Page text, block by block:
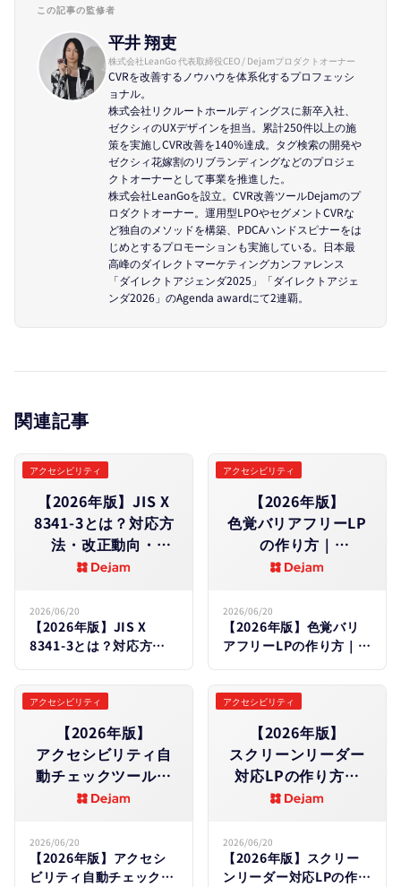
この記事の監修者
平井 翔吏
株式会社LeanGo 代表取締役CEO / Dejamプロダクトオーナー
CVRを改善するノウハウを体系化するプロフェッシ
ョナル。
株式会社リクルートホールディングスに新卒入社、
ゼクシィのUXデザインを担当。累計250件以上の施
策を実施しCVR改善を140%達成。タグ検索の開発や
ゼクシィ花嫁割のリブランディングなどのプロジェ
クトオーナーとして事業を推進した。
株式会社LeanGoを設立。CVR改善ツールDejamのプ
ロダクトオーナー。運用型LPOやセグメントCVRな
ど独自のメソッドを構築、PDCAハンドスピナーをは
じめとするプロモーションも実施している。日本最
高峰のダイレクトマーケティングカンファレンス
「ダイレクトアジェンダ2025」「ダイレクトアジェ
ンダ2026」のAgenda awardにて2連覇。
関連記事
【2026年版】JIS X
8341-3とは？​対応方​
法・改正動向・
LP対応チェックリス
アクセシビリティ
2026/06/20
【2026年版】JIS X
8341-3とは？対応方
【2026年版】
色覚バリアフリーLP
の​作り方​｜
カラーユニバーサル
改善する​方​法
アクセシビリティ
2026/06/20
【2026年版】色覚バリ
アフリーLPの作り方｜カ
【2026年版】
アクセシビリティ自
動チェックツール比
較7選｜LP・
効率的な​診断方​法
アクセシビリティ
2026/06/20
【2026年版】アクセシ
ビリティ自動チェックツ
【2026年版】
スクリーンリーダー
対応LPの​作り方​｜
視覚障害ユーザーへ
アクセシビリティ
2026/06/20
【2026年版】スクリー
ンリーダー対応LPの作り